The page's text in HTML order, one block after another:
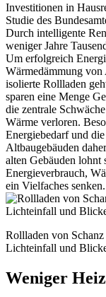
Investitionen in
Studie des
Durch intelligente
weniger Jahre
Um erfolgreich
Wärmedämmung
isolierte Rollladen
sparen eine Menge
die zentrale
Wärme verloren.
Energiebedarf und
Altbaugebäuden
alten Gebäuden lohnt
Energieverbrauch,
ein Vielfaches senken.
Rollladen von
Lichteinfall und
Weniger